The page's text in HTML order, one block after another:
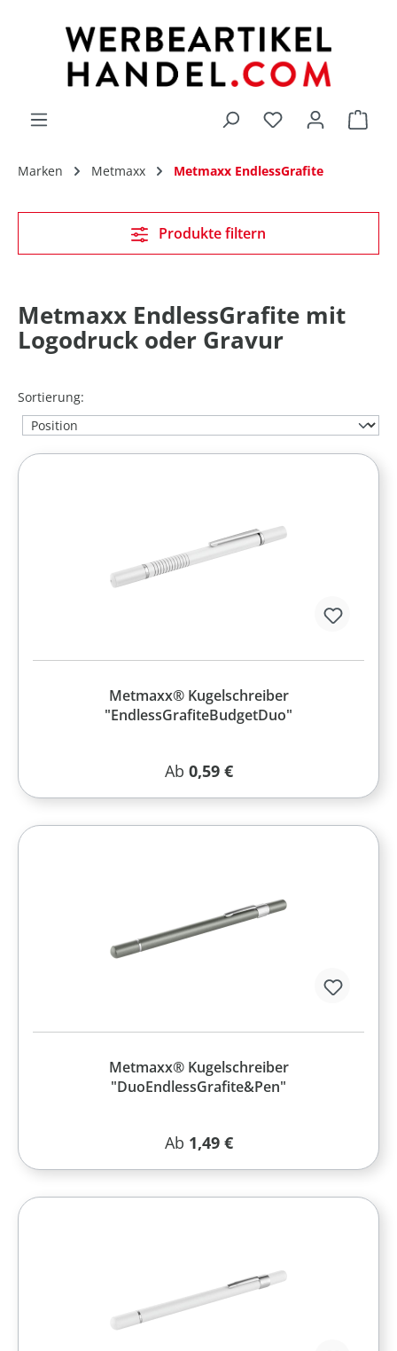
Du hast 0
Marken Metmaxx Metmaxx EndlessGrafite
Metmaxx EndlessGrafite mit
Logodruck oder Gravur
Sortierung:
Metmaxx® Kugelschreiber
"EndlessGrafiteBudgetDuo"
Regulärer Preis:
Ab 0,59 €
Metmaxx® Kugelschreiber
"DuoEndlessGrafite&Pen"
Regulärer Preis:
Ab 1,49 €
Produkte filtern